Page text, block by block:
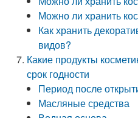
Можно ли хранить
Как хранить
видов?
Какие продукты
срок годности
Период после
Масляные средства